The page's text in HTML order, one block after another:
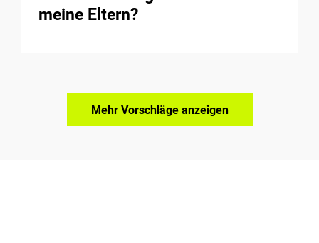
meine Eltern?
Mehr Vorschläge anzeigen